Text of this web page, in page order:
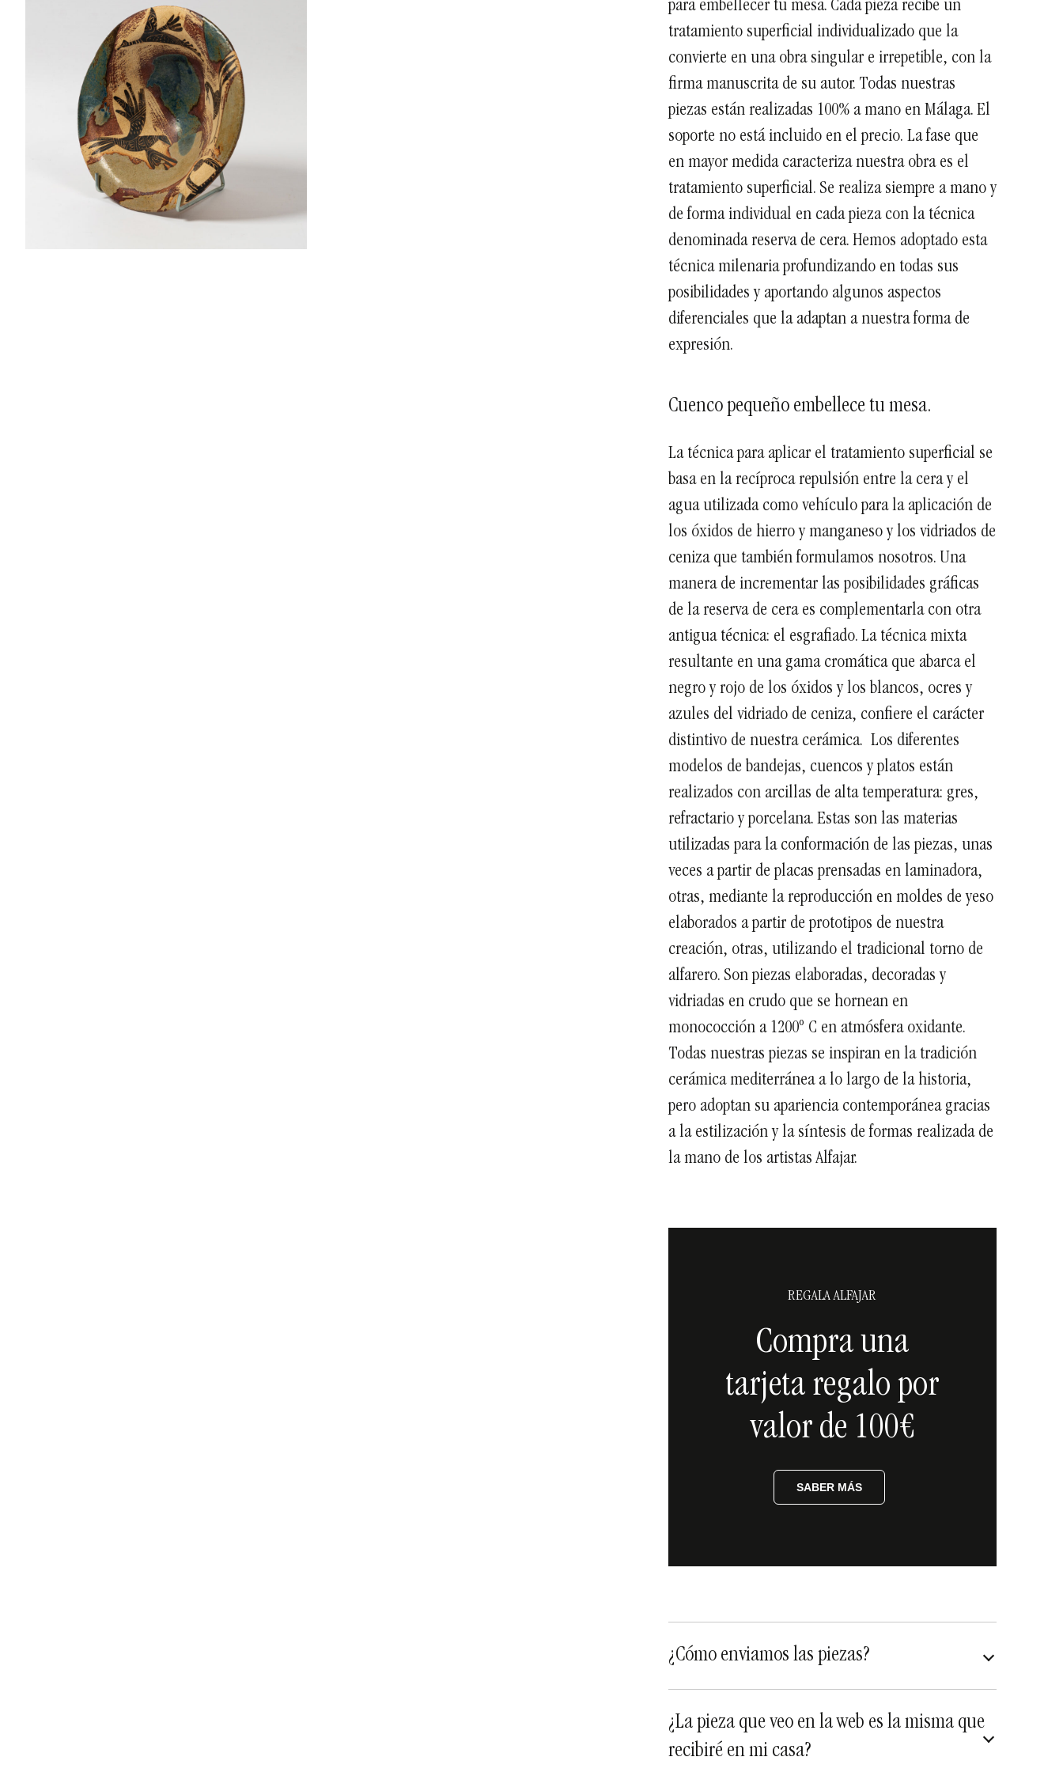
para embellecer tu mesa. Cada pieza recibe un
tratamiento superficial individualizado que la
convierte en una obra singular e irrepetible, con la
firma manuscrita de su autor. Todas nuestras
piezas están realizadas 100% a mano en Málaga. El
soporte no está incluido en el precio. La fase que
en mayor medida caracteriza nuestra obra es el
tratamiento superficial. Se realiza siempre a mano y
de forma individual en cada pieza con la técnica
denominada reserva de cera. Hemos adoptado esta
técnica milenaria profundizando en todas sus
posibilidades y aportando algunos aspectos
diferenciales que la adaptan a nuestra forma de
expresión.
Cuenco pequeño embellece tu mesa.
La técnica para aplicar el tratamiento superficial se
basa en la recíproca repulsión entre la cera y el
agua utilizada como vehículo para la aplicación de
los óxidos de hierro y manganeso y los vidriados de
ceniza que también formulamos nosotros. Una
manera de incrementar las posibilidades gráficas
de la reserva de cera es complementarla con otra
antigua técnica: el esgrafiado. La técnica mixta
resultante en una gama cromática que abarca el
negro y rojo de los óxidos y los blancos, ocres y
azules del vidriado de ceniza, confiere el carácter
distintivo de nuestra cerámica. Los diferentes
modelos de bandejas, cuencos y platos están
realizados con arcillas de alta temperatura: gres,
refractario y porcelana. Estas son las materias
utilizadas para la conformación de las piezas, unas
veces a partir de placas prensadas en laminadora,
otras, mediante la reproducción en moldes de yeso
elaborados a partir de prototipos de nuestra
creación, otras, utilizando el tradicional torno de
alfarero. Son piezas elaboradas, decoradas y
vidriadas en crudo que se hornean en
monococción a 1200º C en atmósfera oxidante.
Todas nuestras piezas se inspiran en la tradición
cerámica mediterránea a lo largo de la historia,
pero adoptan su apariencia contemporánea gracias
a la estilización y la síntesis de formas realizada de
la mano de los artistas Alfajar.
REGALA ALFAJAR
Compra una
tarjeta regalo por
valor de 100€
SABER MÁS
¿Cómo enviamos las piezas?
¿La pieza que veo en la web es la misma que
recibiré en mi casa?